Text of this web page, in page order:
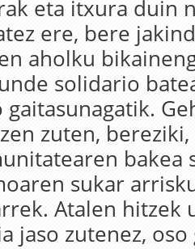
eta itxura duin
ere, bere
aholku
solidario
zuten,
bakea
sukar
Atalen hitzek
jaso zutenez,